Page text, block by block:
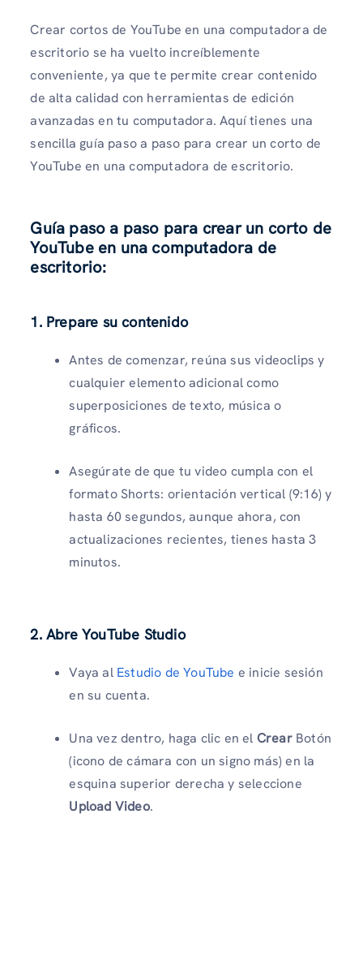
Crear cortos de YouTube en una computadora de
escritorio se ha vuelto increíblemente
conveniente, ya que te permite crear contenido
de alta calidad con herramientas de edición
avanzadas en tu computadora. Aquí tienes una
sencilla guía paso a paso para crear un corto de
YouTube en una computadora de escritorio.
Guía paso a paso para crear un corto de
YouTube en una computadora de
escritorio:
1. Prepare su contenido
Antes de comenzar, reúna sus videoclips y
cualquier elemento adicional como
superposiciones de texto, música o
gráficos.
Asegúrate de que tu video cumpla con el
formato Shorts: orientación vertical (9:16) y
hasta 60 segundos, aunque ahora, con
actualizaciones recientes, tienes hasta 3
minutos.
2. Abre YouTube Studio
Vaya al Estudio de YouTube e inicie sesión
en su cuenta.
Una vez dentro, haga clic en el CrearBotón
(icono de cámara con un signo más) en la
esquina superior derecha y seleccione
Upload Video.